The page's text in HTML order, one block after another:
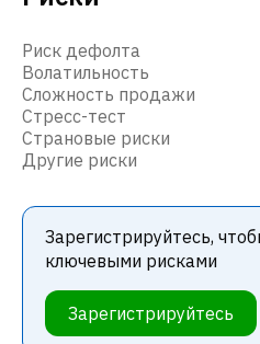
Риск дефолта
Волатильность
Сложность продажи
Стресс-тест
Страновые риски
Другие риски
Зарегистрируйтесь,
ключевыми рисками
Зарегистрируйтесь